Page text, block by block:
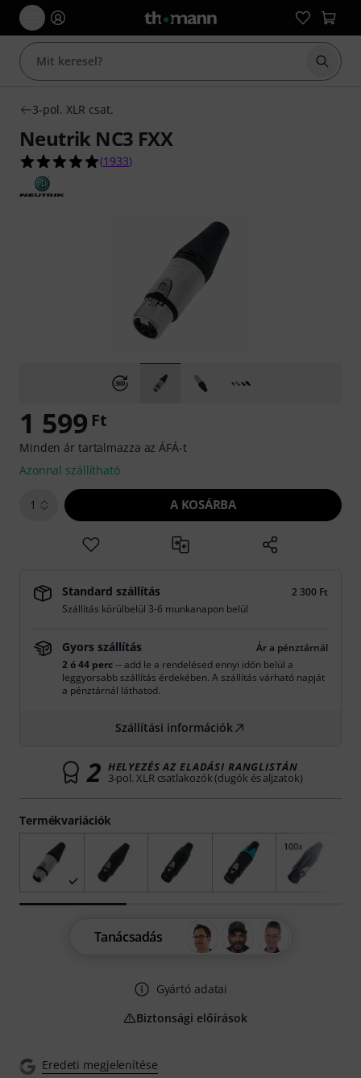
3-pol. XLR csat.
Neutrik NC3 FXX
4.9/5 csillag, összesen 1933 értékelés alapján
(1933)
Eredeti megjelenítése
Termékvariációk
1 599 Ft
Minden ár tartalmazza az ÁFÁ-t
Azonnal szállítható
1 A KOSÁRBA
Standard szállítás
2 300 Ft
Szállítás körülbelül 3-6 munkanapon belül
Gyors szállítás
Ár a pénztárnál
2 ó 44 perc-- add le a rendelésed ennyi időn belül a
leggyorsabb szállítás érdekében. A szállítás várható napját
a pénztárnál láthatod.
Szállítási információk
2 HELYEZÉS AZ ELADÁSI RANGLISTÁN
3-pol. XLR csatlakozók (dugók és aljzatok)
Tanácsadás
Gyártó adatai
Biztonsági előírások